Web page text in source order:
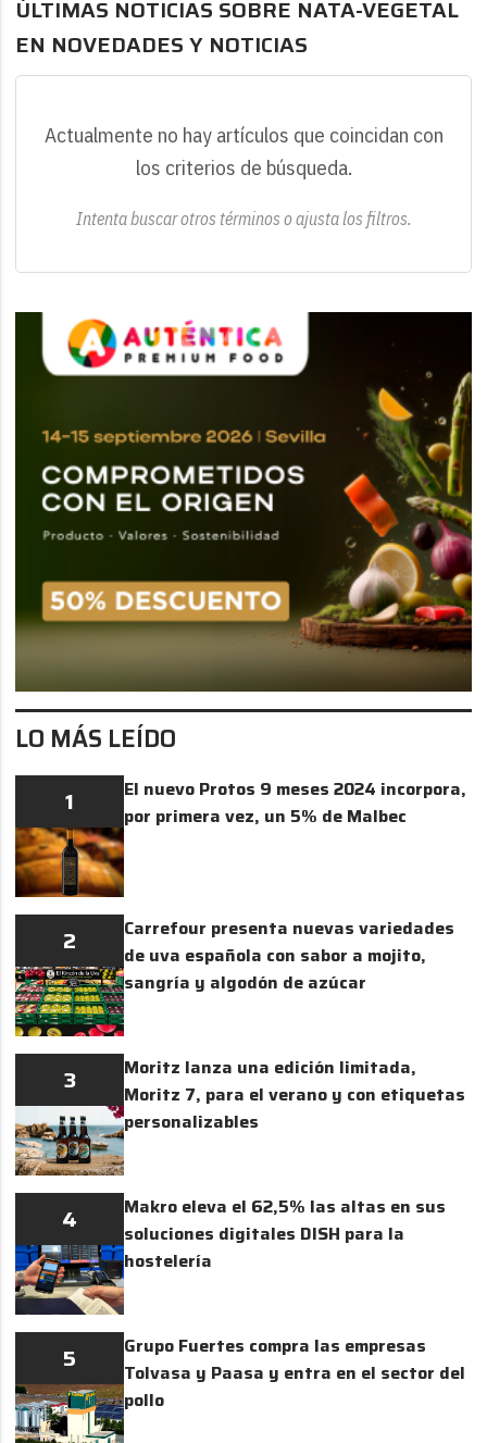
ÚLTIMAS NOTICIAS SOBRE NATA-VEGETAL
EN NOVEDADES Y NOTICIAS
Actualmente no hay artículos que coincidan con
los criterios de búsqueda.
Intenta buscar otros términos o ajusta los filtros.
LO MÁS LEÍDO
1
El nuevo Protos 9 meses 2024 incorpora,
por primera vez, un 5% de Malbec
2
Carrefour presenta nuevas variedades
de uva española con sabor a mojito,
sangría y algodón de azúcar
3
Moritz lanza una edición limitada,
Moritz 7, para el verano y con etiquetas
personalizables
4
Makro eleva el 62,5% las altas en sus
soluciones digitales DISH para la
hostelería
5
Grupo Fuertes compra las empresas
Tolvasa y Paasa y entra en el sector del
pollo